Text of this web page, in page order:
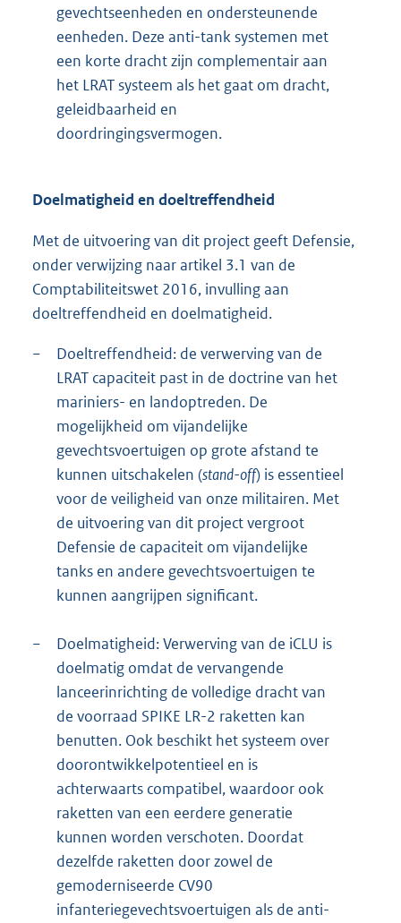
gevechtseenheden en ondersteunende
eenheden. Deze anti-tank systemen met
een korte dracht zijn complementair aan
het LRAT systeem als het gaat om dracht,
geleidbaarheid en
doordringingsvermogen.
Doelmatigheid en doeltreffendheid
Met de uitvoering van dit project geeft Defensie,
onder verwijzing naar artikel 3.1 van de
Comptabiliteitswet 2016, invulling aan
doeltreffendheid en doelmatigheid.
−
Doeltreffendheid: de verwerving van de
LRAT capaciteit past in de doctrine van het
mariniers- en landoptreden. De
mogelijkheid om vijandelijke
gevechtsvoertuigen op grote afstand te
kunnen uitschakelen (stand-off) is essentieel
voor de veiligheid van onze militairen. Met
de uitvoering van dit project vergroot
Defensie de capaciteit om vijandelijke
tanks en andere gevechtsvoertuigen te
kunnen aangrijpen significant.
−
Doelmatigheid: Verwerving van de iCLU is
doelmatig omdat de vervangende
lanceerinrichting de volledige dracht van
de voorraad SPIKE LR-2 raketten kan
benutten. Ook beschikt het systeem over
doorontwikkelpotentieel en is
achterwaarts compatibel, waardoor ook
raketten van een eerdere generatie
kunnen worden verschoten. Doordat
dezelfde raketten door zowel de
gemoderniseerde CV90
infanteriegevechtsvoertuigen als de anti-